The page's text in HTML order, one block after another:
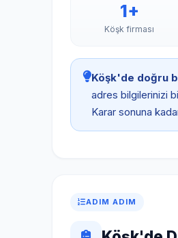
1+
Köşk firması
Köşk'de doğru
adres bilgilerinizi
Karar sonuna
ADIM ADIM